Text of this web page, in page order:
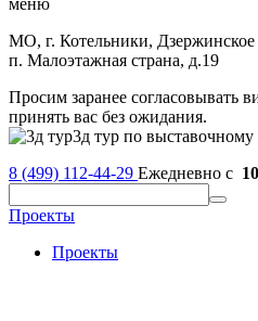
меню
МО, г. Котельники,
п. Малоэтажная страна, д.19
Просим заранее согласовывать
принять вас без ожидания.
3д тур по
8 (499) 112-44-29 Ежедневно с 10
Проекты
Проекты